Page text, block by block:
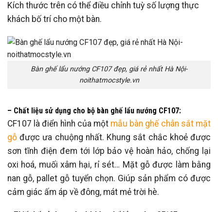
Kích thước trên có thể điều chỉnh tuỳ số lượng thực
khách bố trí cho một bàn.
Bàn ghế lẩu nướng CF107 đẹp, giá rẻ nhất Hà Nội-
noithatmocstyle.vn
– Chất liệu sử dụng cho bộ bàn ghế lẩu nướng CF107:
CF107 là điển hình của mộtmẫu bàn ghế chân sắt mặt
gỗ được ưa chuộng nhất. Khung sắt chắc khoẻ được
sơn tĩnh điện đem tới lớp bảo vệ hoàn hảo, chống lại
oxi hoá, muối xâm hại, rỉ sét… Mặt gỗ được làm bằng
nan gỗ, pallet gỗ tuyển chọn. Giúp sản phẩm có được
cảm giác ấm áp về đông, mát mẻ trời hè.